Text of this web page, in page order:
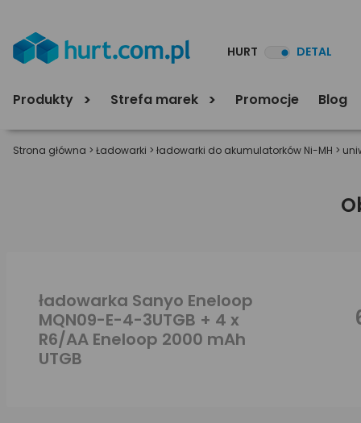
HURT DETAL
Produkty Strefa marek Promocje Blog
Strona główna > Ładowarki > ładowarki do akumulatorków Ni-MH >
ładowarka Sanyo Eneloop
MQN09-E-4-3UTGB + 4 x
R6/AA Eneloop 2000 mAh
UTGB